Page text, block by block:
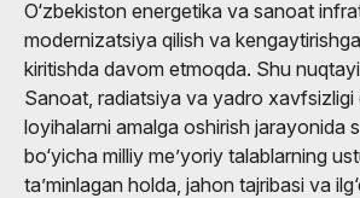
O‘zbekiston energetika va sanoat
modernizatsiya qilish va
kiritishda davom etmoqda. Shu
Sanoat, radiatsiya va yadro xavfsizligi
loyihalarni amalga oshirish jarayonida
bo‘yicha milliy me’yoriy talablarning
ta’minlagan holda, jahon tajribasi va